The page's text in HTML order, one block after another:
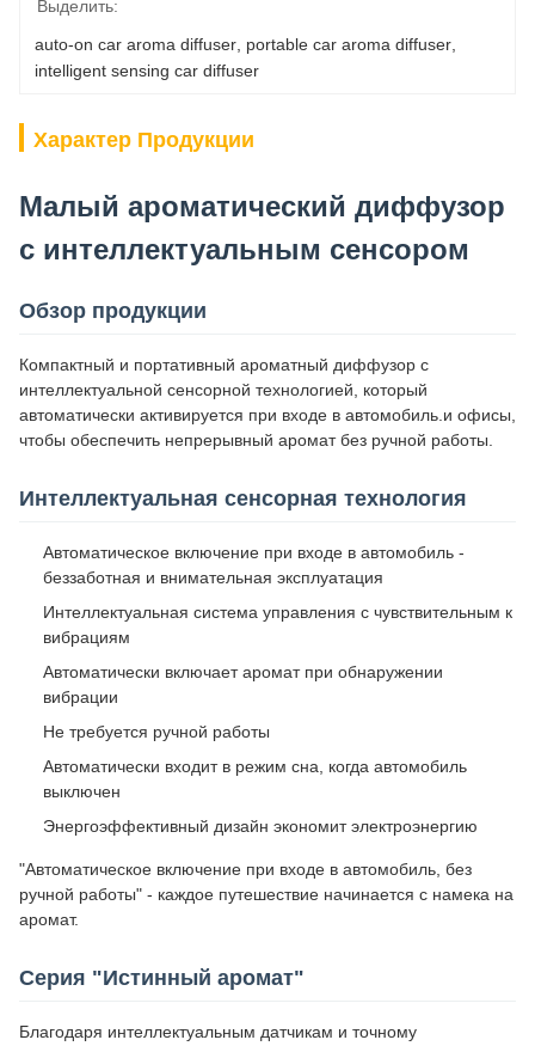
Выделить:
auto-on car aroma diffuser portable car aroma diffuser
intelligent sensing car diffuser
Характер Продукции
Малый ароматический диффузор
с интеллектуальным сенсором
Обзор продукции
Компактный и портативный ароматный диффузор с
интеллектуальной сенсорной технологией, который
автоматически активируется при входе в автомобиль.и офисы,
чтобы обеспечить непрерывный аромат без ручной работы.
Интеллектуальная сенсорная технология
Автоматическое включение при входе в автомобиль -
беззаботная и внимательная эксплуатация
Интеллектуальная система управления с чувствительным к
вибрациям
Автоматически включает аромат при обнаружении
вибрации
Не требуется ручной работы
Автоматически входит в режим сна, когда автомобиль
выключен
Энергоэффективный дизайн экономит электроэнергию
"Автоматическое включение при входе в автомобиль, без
ручной работы" - каждое путешествие начинается с намека на
аромат.
Серия "Истинный аромат"
Благодаря интеллектуальным датчикам и точному